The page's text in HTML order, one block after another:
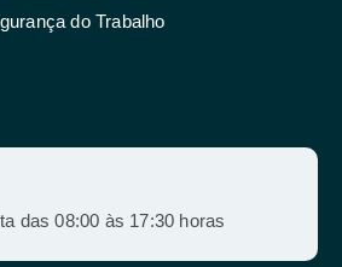
do Trabalho
das 08:00 às 17:30 horas